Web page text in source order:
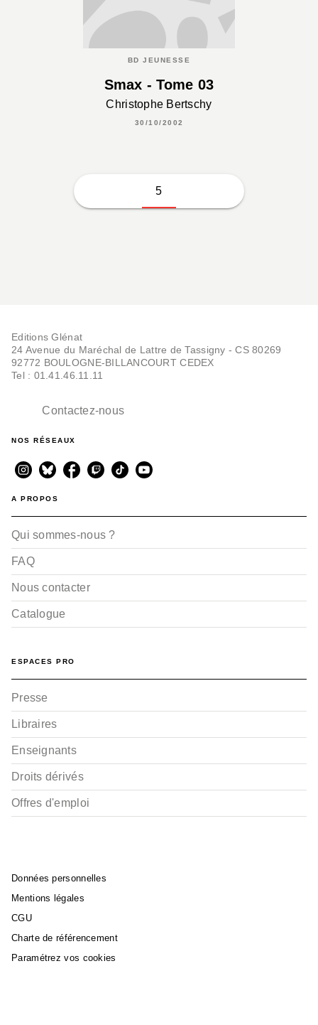
BD JEUNESSE
Smax - Tome 03
Christophe Bertschy
30/10/2002
5
Editions Glénat
24 Avenue du Maréchal de Lattre de Tassigny - CS 80269
92772 BOULOGNE-BILLANCOURT CEDEX
Tel : 01.41.46.11.11
Contactez-nous
NOS RÉSEAUX
A PROPOS
Qui sommes-nous ?
FAQ
Nous contacter
Catalogue
ESPACES PRO
Presse
Libraires
Enseignants
Droits dérivés
Offres d'emploi
Données personnelles
Mentions légales
CGU
Charte de référencement
Paramétrez vos cookies